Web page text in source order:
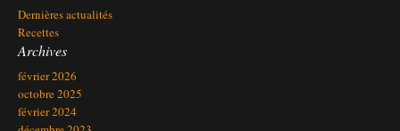
Dernières actualités
Recettes
Archives
février 2026
octobre 2025
février 2024